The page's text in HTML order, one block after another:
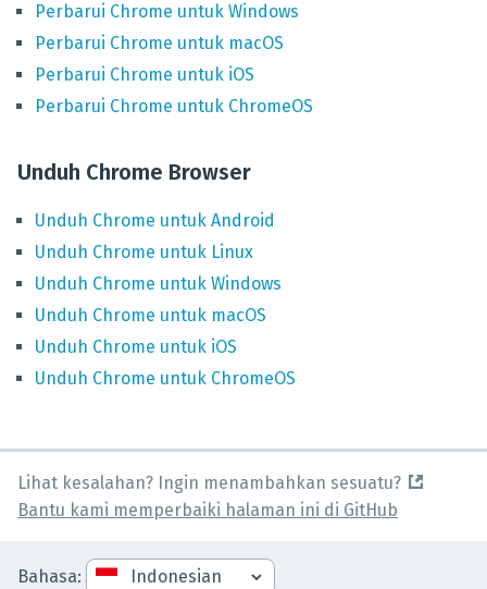
Perbarui Chrome untuk Windows
Perbarui Chrome untuk macOS
Perbarui Chrome untuk iOS
Perbarui Chrome untuk ChromeOS
Unduh Chrome Browser
Unduh Chrome untuk Android
Unduh Chrome untuk Linux
Unduh Chrome untuk Windows
Unduh Chrome untuk macOS
Unduh Chrome untuk iOS
Unduh Chrome untuk ChromeOS
Lihat kesalahan? Ingin menambahkan sesuatu?
Bantu kami memperbaiki halaman ini di GitHub
Bahasa: